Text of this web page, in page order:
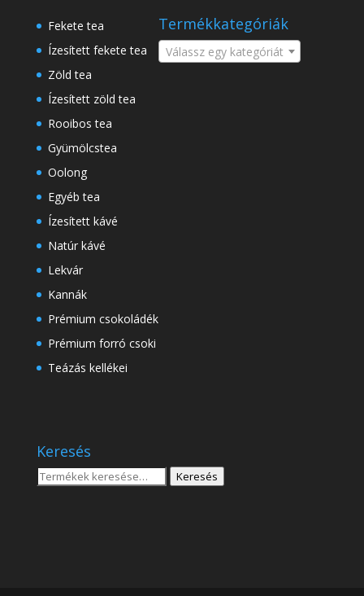
Fekete tea
Ízesített fekete tea
Zöld tea
Ízesített zöld tea
Rooibos tea
Gyümölcstea
Oolong
Egyéb tea
Ízesített kávé
Natúr kávé
Lekvár
Kannák
Prémium csokoládék
Prémium forró csoki
Teázás kellékei
Termékkategóriák
Válassz egy kategóriát
Keresés
Keresés
Keresés